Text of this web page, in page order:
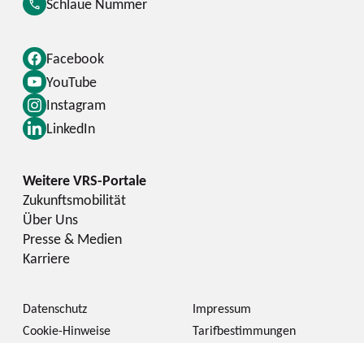
Facebook
YouTube
Instagram
LinkedIn
Schlaue Nummer
Zukunftsmobilität
Über Uns
Presse & Medien
Karriere
Datenschutz
Impressum
Cookie-Hinweise
Tarifbestimmungen